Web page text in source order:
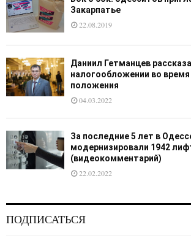
Закарпатье
22.08.2019
Даниил Гетманцев
налогообложении во время
положения
04.03.2022
За последние 5 лет в
модернизировали 1942
(видеокомментарий)
22.02.2022
ПОДПИСАТЬСЯ